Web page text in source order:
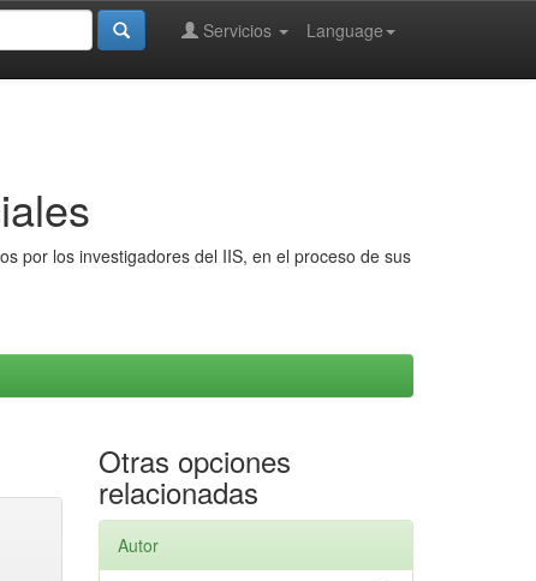
Language
Servicios
por los investigadores del IIS, en el proceso de sus
Otras opciones
relacionadas
Autor